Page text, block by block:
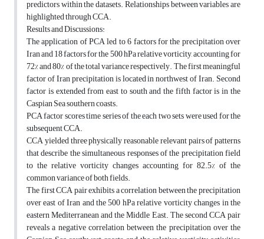
predictors within the datasets. Relationships between variables are
highlighted through CCA.
Results and Discussions:
The application of PCA led to 6 factors for the precipitation over
Iran and 18 factors for the 500 hPa relative vorticity, accounting for
72% and 80% of the total variance respectively. The first meaningful
factor of Iran precipitation is located in northwest of Iran. Second
factor is extended from east to south and the fifth factor is in the
Caspian Sea southern coasts.
PCA factor scores time series of the each two sets were used for the
subsequent CCA.
CCA yielded three physically reasonable relevant pairs of patterns
that describe the simultaneous responses of the precipitation field
to the relative vorticity changes accounting for 82.5% of the
common variance of both fields.
The first CCA pair exhibits a correlation between the precipitation
over east of Iran and the 500 hPa relative vorticity changes in the
eastern Mediterranean and the Middle East. The second CCA pair
reveals a negative correlation between the precipitation over the